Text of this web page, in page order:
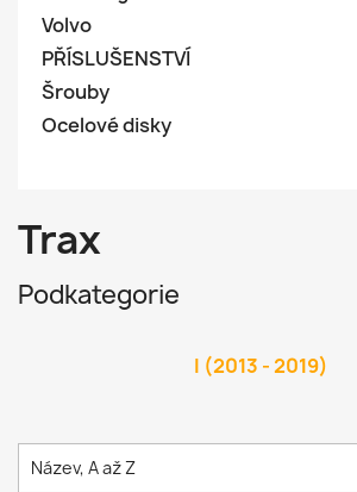
Volvo
PŘÍSLUŠENSTVÍ
Šrouby
Ocelové disky
Trax
Podkategorie
I (2013 - 2019)
Název, A až Z